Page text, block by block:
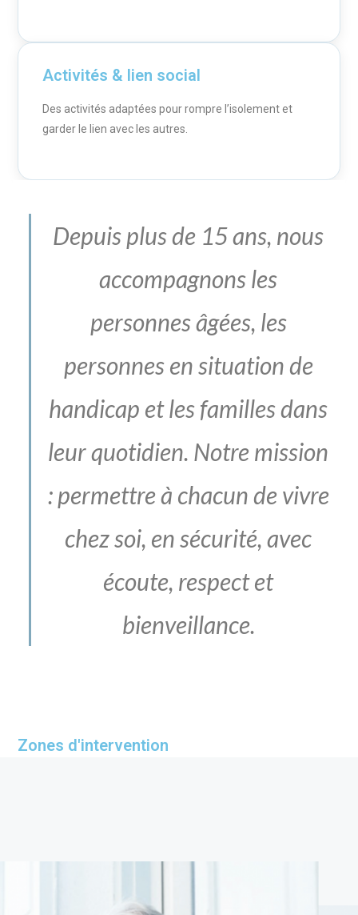
Activités & lien social
Des activités adaptées pour rompre l’isolement et
garder le lien avec les autres.
Depuis plus de 15 ans, nous
accompagnons les
personnes âgées, les
personnes en situation de
handicap et les familles dans
leur quotidien. Notre mission
: permettre à chacun de vivre
chez soi, en sécurité, avec
écoute, respect et
bienveillance.
Zones d'intervention